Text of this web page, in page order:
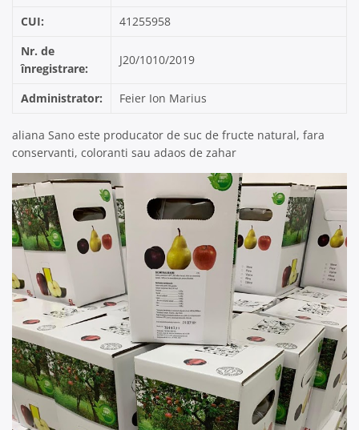
CUI:
41255958
Nr. de
înregistrare:
J20/1010/2019
Administrator: Feier Ion Marius
aliana Sano este producator de suc de fructe natural, fara
conservanti, coloranti sau adaos de zahar